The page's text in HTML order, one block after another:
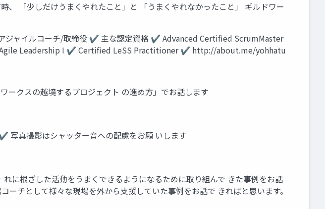
「少しだけうまくやれたこと」と 「うまくやれなかったこと」 ギルドワー
ャイルコーチ/取締役 ✔ 主な認定資格 ✔ Advanced Certiﬁed ScrumMaster
Leadership I ✔ Certiﬁed LeSS Practitioner ✔ http://about.me/yohhatu
クスの越境するプロジェクト の進め方」でお話します
真撮影はシャッター音への配慮をお願 いします
に根ざした活動をうまくできるようになるために取り組んで きた事例をお話
チとして様々な現場を外から支援していた事例をお話で きればと思います。